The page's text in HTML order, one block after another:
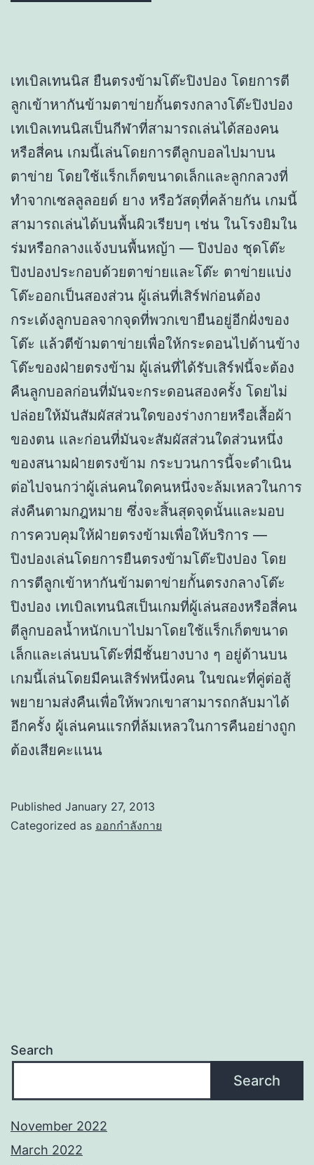
เทเบิลเทนนิส ยืนตรงข้ามโต๊ะปิงปอง โดยการตี
ลูกเข้าหากันข้ามตาข่ายกั้นตรงกลางโต๊ะปิงปอง
เทเบิลเทนนิสเป็นกีฬาที่สามารถเล่นได้สองคน
หรือสี่คน เกมนี้เล่นโดยการตีลูกบอลไปมาบน
ตาข่าย โดยใช้แร็กเก็ตขนาดเล็กและลูกกลวงที่
ทำจากเซลลูลอยด์ ยาง หรือวัสดุที่คล้ายกัน เกมนี้
สามารถเล่นได้บนพื้นผิวเรียบๆ เช่น ในโรงยิมใน
ร่มหรือกลางแจ้งบนพื้นหญ้า — ปิงปอง ชุดโต๊ะ
ปิงปองประกอบด้วยตาข่ายและโต๊ะ ตาข่ายแบ่ง
โต๊ะออกเป็นสองส่วน ผู้เล่นที่เสิร์ฟก่อนต้อง
กระเด้งลูกบอลจากจุดที่พวกเขายืนอยู่อีกฝั่งของ
โต๊ะ แล้วตีข้ามตาข่ายเพื่อให้กระดอนไปด้านข้าง
โต๊ะของฝ่ายตรงข้าม ผู้เล่นที่ได้รับเสิร์ฟนี้จะต้อง
คืนลูกบอลก่อนที่มันจะกระดอนสองครั้ง โดยไม่
ปล่อยให้มันสัมผัสส่วนใดของร่างกายหรือเสื้อผ้า
ของตน และก่อนที่มันจะสัมผัสส่วนใดส่วนหนึ่ง
ของสนามฝ่ายตรงข้าม กระบวนการนี้จะดำเนิน
ต่อไปจนกว่าผู้เล่นคนใดคนหนึ่งจะล้มเหลวในการ
ส่งคืนตามกฎหมาย ซึ่งจะสิ้นสุดจุดนั้นและมอบ
การควบคุมให้ฝ่ายตรงข้ามเพื่อให้บริการ —
ปิงปองเล่นโดยการยืนตรงข้ามโต๊ะปิงปอง โดย
การตีลูกเข้าหากันข้ามตาข่ายกั้นตรงกลางโต๊ะ
ปิงปอง เทเบิลเทนนิสเป็นเกมที่ผู้เล่นสองหรือสี่คน
ตีลูกบอลน้ำหนักเบาไปมาโดยใช้แร็กเก็ตขนาด
เล็กและเล่นบนโต๊ะที่มีชั้นยางบาง ๆ อยู่ด้านบน
เกมนี้เล่นโดยมีคนเสิร์ฟหนึ่งคน ในขณะที่คู่ต่อสู้
พยายามส่งคืนเพื่อให้พวกเขาสามารถกลับมาได้
อีกครั้ง ผู้เล่นคนแรกที่ล้มเหลวในการคืนอย่างถูก
ต้องเสียคะแนน
Published January 27, 2013
Categorized as ออกกำลังกาย
Search
Search
November 2022
March 2022